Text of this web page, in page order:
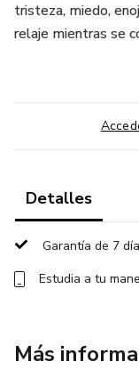
tristeza, miedo,
relaje mientras se
Detalles
Garantía de 7
Estudia a tu
Más